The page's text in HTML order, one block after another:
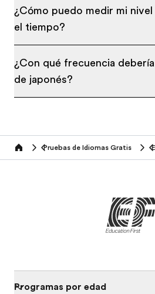
¿Cómo puedo medir mi
el tiempo?
¿Con qué frecuencia
de japonés?
Home Pruebas de Idiomas Gratis
Programas por edad